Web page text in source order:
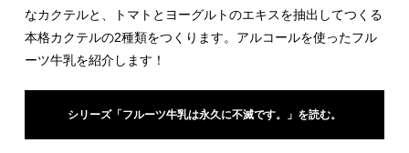
なカクテルと、トマトとヨーグルトのエキスを抽出してつくる
本格カクテルの2種類をつくります。アルコールを使ったフル
ーツ牛乳を紹介します！
シリーズ「フルーツ牛乳は永久に不滅です。」を読む。